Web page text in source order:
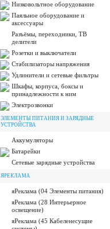
Низковольтное оборудование
Паяльное оборудование и
аксессуары
Разъёмы, переходники, ТВ
делители
Розетки и выключатели
Стабилизаторы напряжения
Удлинители и сетевые фильтры
Шкафы, корпуса, боксы и
принадлежности к ним
Электрозвонки
ЭЛЕМЕНТЫ ПИТАНИЯ И ЗАРЯДНЫЕ
УСТРОЙСТВА
Аккумуляторы
Батарейки
Сетевые зарядные устройства
ЯРЕКЛАМА
яРеклама (04 Элементы питания)
яРеклама (28 Интерьерное
освещение)
яРеклама (45 Кабеленесущие